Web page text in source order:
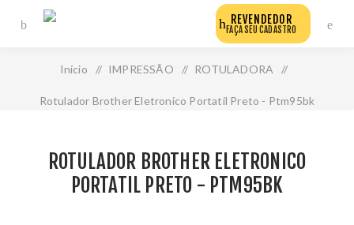
REVENDEDOR
FAÇA SEU CADASTRO
Início / IMPRESSÃO / ROTULADORA /
Rotulador Brother Eletronico Portatil Preto - Ptm95bk
ROTULADOR BROTHER ELETRONICO
PORTATIL PRETO - PTM95BK